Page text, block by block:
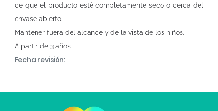
de que el producto esté completamente seco o cerca del
envase abierto.
Mantener fuera del alcance y de la vista de los niños.
A partir de 3 años.
Fecha revisión: